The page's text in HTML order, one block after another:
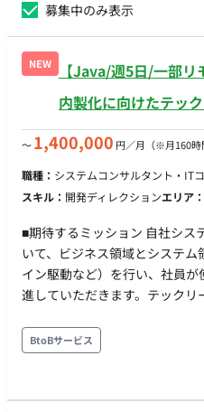
募集中のみ表示
NEW
【Java/週5日/一部
内製化に向けたテッ
〜1,400,000 円／月 （※月160時
職種： システムコンサルタント・IT
スキル： 開発ディレクションエリア：
■期待するミッション 自社シス
いて、ビジネス領域とシステ
イン駆動など）を行い、社員
進していただきます。テックリ
全社最適なプロダクト作りに
振り役となっていただくことを期待して
担当工程 【社内システムの内
が利用するシステムの要件定
BtoBサービス